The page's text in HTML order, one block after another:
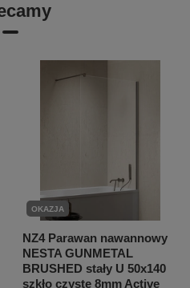
OKAZJA
NZ4 Parawan nawannowy
NESTA GUNMETAL
BRUSHED stały U 50x140
szkło czyste 8mm Active